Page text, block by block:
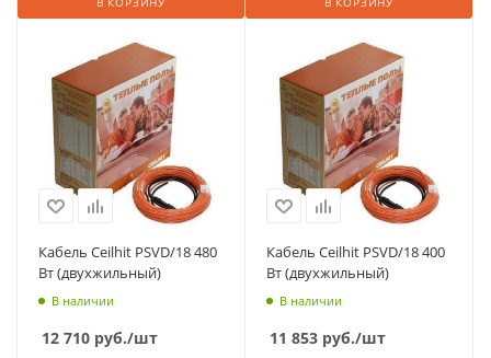
Кабель Ceilhit PSVD/18 480
Вт (двухжильный)
В наличии
12 710 руб./шт
Кабель Ceilhit PSVD/18 400
Вт (двухжильный)
В наличии
11 853 руб./шт